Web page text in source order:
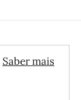
Saber mais